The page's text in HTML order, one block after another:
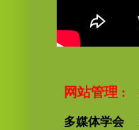
网站管理 :
多媒体学会